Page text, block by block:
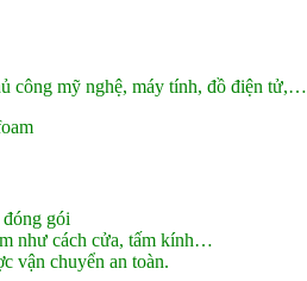
công mỹ nghệ, máy tính, đồ điện tử,…
gói
như cách cửa, tấm kính…
vận chuyển an toàn.